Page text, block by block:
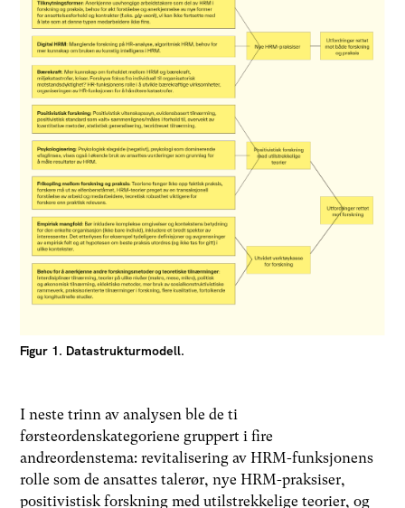
Figur 1. Datastrukturmodell.
I neste trinn av analysen ble de ti
førsteordenskategoriene gruppert i fire
andreordenstema: revitalisering av HRM-funksjonens
rolle som de ansattes talerør, nye HRM-praksiser,
positivistisk forskning med utilstrekkelige teorier, og